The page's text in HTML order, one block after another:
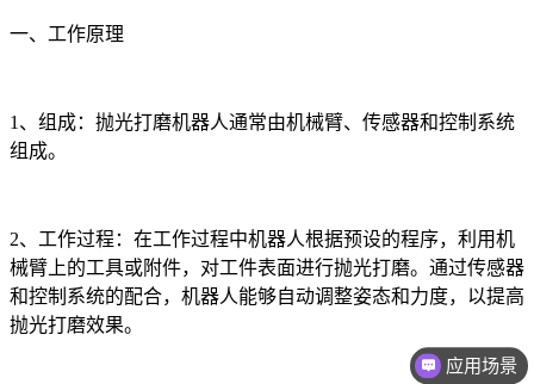
一、工作原理
1、组成：抛光打磨机器人通常由机械臂、传感器和控制系统
组成。
2、工作过程：在工作过程中机器人根据预设的程序，利用机
械臂上的工具或附件，对工件表面进行抛光打磨。通过传感器
和控制系统的配合，机器人能够自动调整姿态和力度，以提高
抛光打磨效果。
应用场景